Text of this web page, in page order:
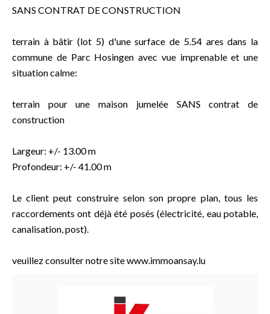
SANS CONTRAT DE CONSTRUCTION
terrain à bâtir (lot 5) d'une surface de 5.54 ares dans la
commune de Parc Hosingen avec vue imprenable et une
situation calme:
terrain pour une maison jumelée SANS contrat de
construction
Largeur: +/- 13.00 m
Profondeur: +/- 41.00 m
Le client peut construire selon son propre plan, tous les
raccordements ont déjà été posés (électricité, eau potable,
canalisation, post).
veuillez consulter notre site www.immoansay.lu